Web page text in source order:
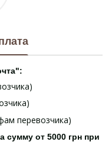
перевозчика)
сумму от 5000 грн при